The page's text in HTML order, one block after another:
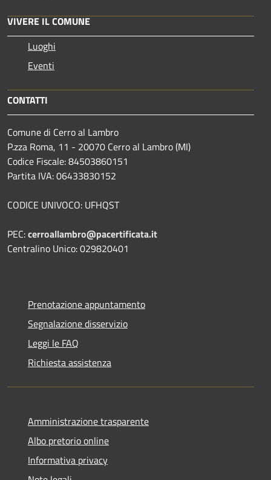
VIVERE IL COMUNE
Luoghi
Eventi
CONTATTI
Comune di Cerro al Lambro
P.zza Roma, 11 - 20070 Cerro al Lambro (MI)
Codice Fiscale: 84503860151
Partita IVA: 06433830152
CODICE UNIVOCO: UFHQST
PEC:cerroallambro@pacertificata.it
Centralino Unico: 029820401
Prenotazione appuntamento
Segnalazione disservizio
Leggi le FAQ
Richiesta assistenza
Amministrazione trasparente
Albo pretorio online
Informativa privacy